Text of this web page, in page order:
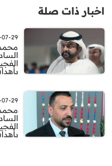
اخبار ذات صلة
| 12:25
| 12:21